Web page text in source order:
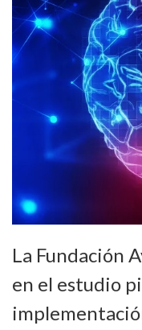
La Fundación
en el estudio